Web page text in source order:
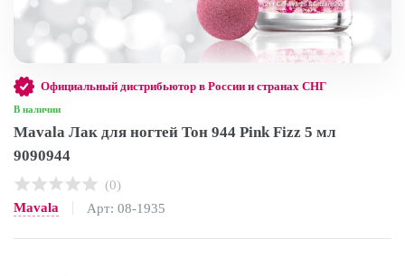
Официальный дистрибьютор в России и странах СНГ
В наличии
Mavala Лак для ногтей Тон 944 Pink Fizz 5 мл
9090944
(0)
Mavala
Арт: 08-1935